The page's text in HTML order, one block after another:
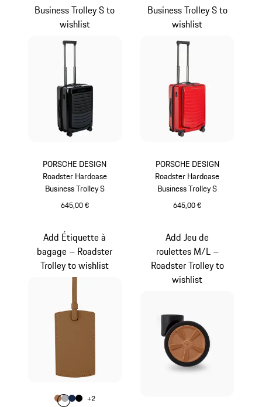
PORSCHE DESIGN
Roadster Hardcase
Business Trolley S
645,00 €
Business Trolley S to
wishlist
PORSCHE DESIGN
Roadster Hardcase
Business Trolley S
645,00 €
Business Trolley S to
wishlist
Add Étiquette à
bagage – Roadster
Trolley to wishlist
Couleur
Couleur Cognac
CouleurGris
Couleur
Couleur
+2
Add Jeu de
roulettes M/L –
Roadster Trolley to
wishlist